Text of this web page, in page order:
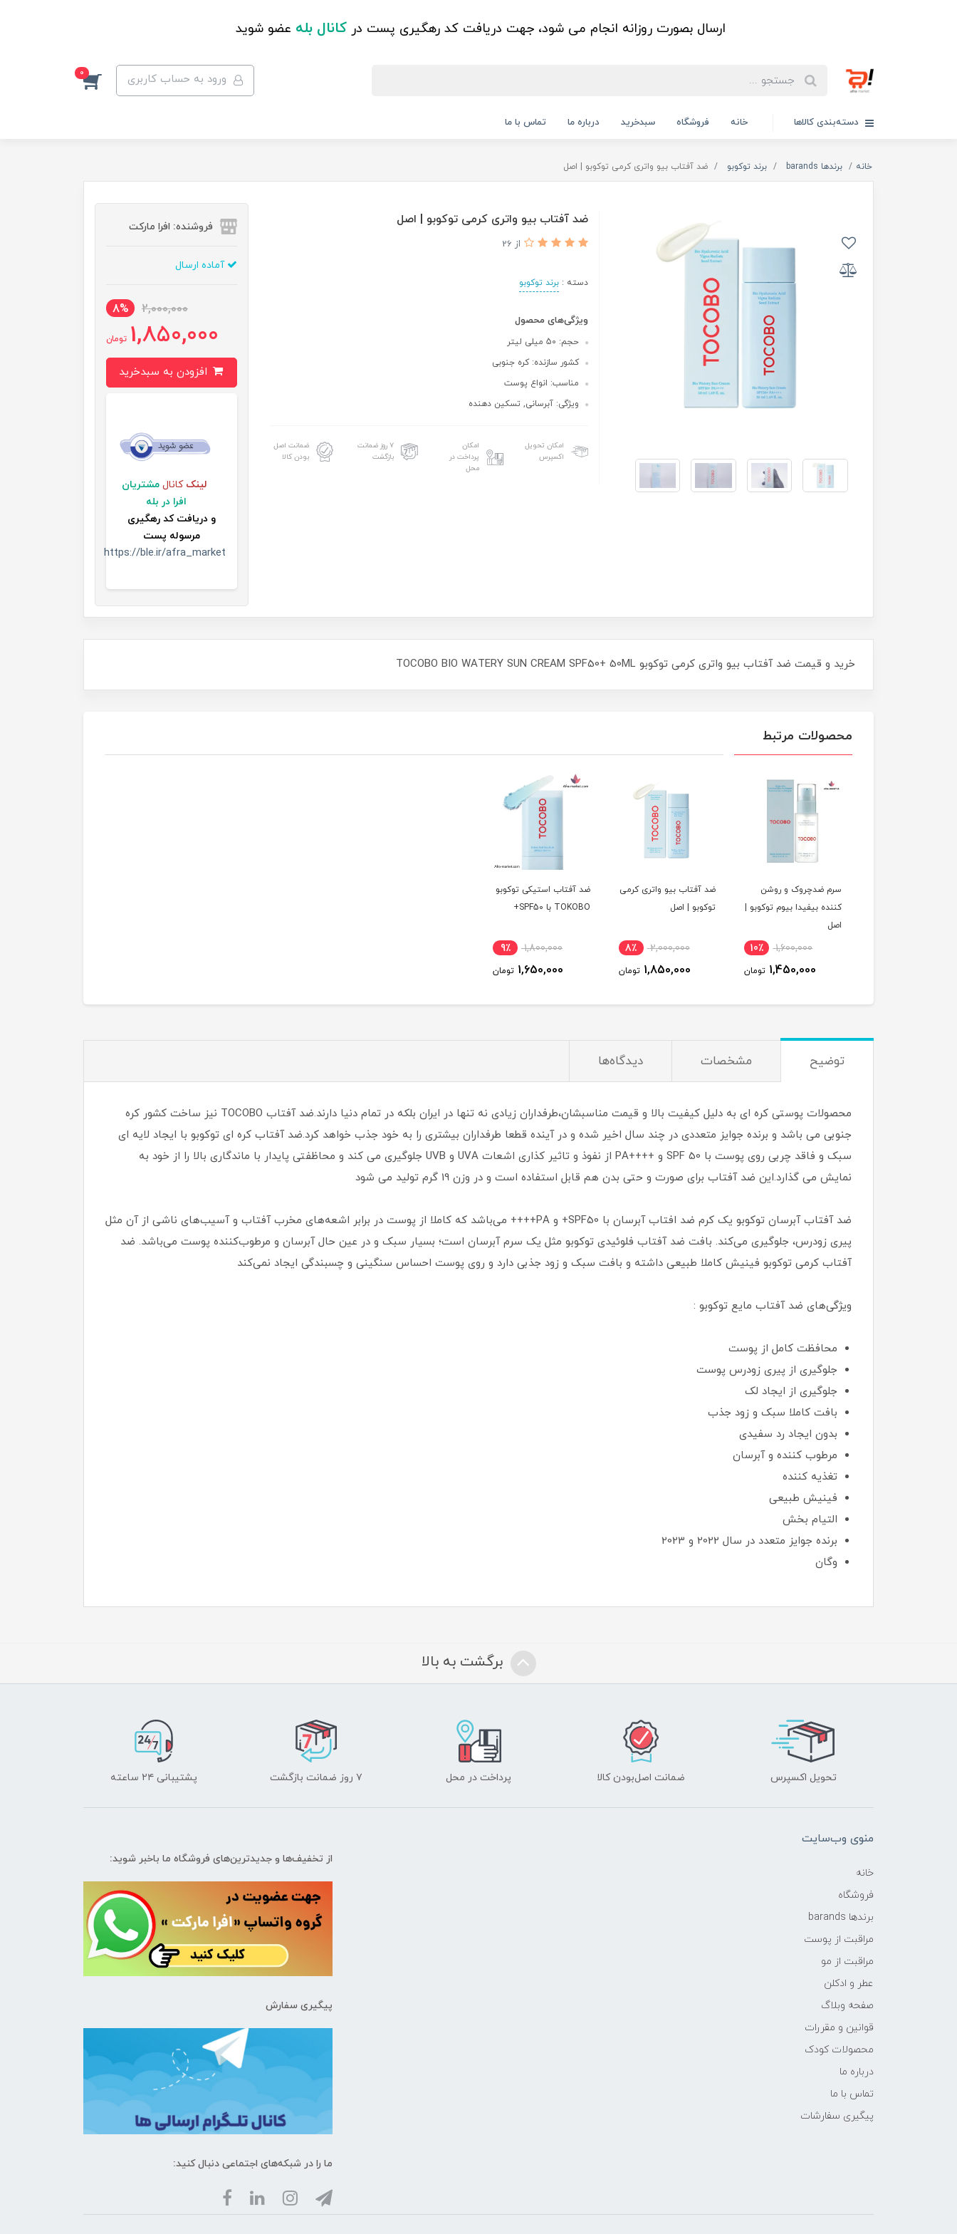
ارسال بصورت روزانه انجام می شود، جهت دریافت کد رهگیری پست در کانال بله عضو شوید
ورود به حساب کاربری 0
دسته‌بندی کالاها خانه فروشگاه سبدخرید درباره ما تماس با ما
خانه برندها barands برند توکوبو ضد آفتاب بیو واتری کرمی توکوبو | اصل
ضد آفتاب بیو واتری کرمی توکوبو | اصل
از 26
دسته :برند توکوبو
ویژگی‌های محصول
حجم: 50 میلی لیتر
کشور سازنده: کره جنوبی
مناسب: انواع پوست
ویژگی: آبرسانی, تسکین دهنده
امکان تحویل
اکسپرس
امکان
پرداخت در
محل
۷ روز ضمانت
بازگشت
ضمانت اصل
بودن کالا
فروشنده: افرا مارکت
آماده ارسال
2,000,000
8%
1,850,000 تومان
لینک کانال مشتریان
افرا در بله
و دریافت کد رهگیری
مرسوله پست
https://ble.ir/afra_market
خرید و قیمت ضد آفتاب بیو واتری کرمی توکوبو TOCOBO BIO WATERY SUN CREAM SPF50+ 50ML
محصولات مرتبط
سرم ضدچروک و روشن
کننده بیفیدا بیوم توکوبو |
اصل
1,600,000 10٪
1,450,000 تومان
ضد آفتاب بیو واتری کرمی
توکوبو | اصل
2,000,000 8٪
1,850,000 تومان
ضد آفتاب استیکی توکوبو
TOKOBO با SPF50+
1,800,000 9٪
1,650,000 تومان
توضیح مشخصات دیدگاه‌ها
محصولات پوستی کره ای به دلیل کیفیت بالا و قیمت مناسبشان،طرفداران زیادی نه تنها در ایران بلکه در تمام دنیا دارند.ضد آفتاب TOCOBO نیز ساخت کشور کره
جنوبی می باشد و برنده جوایز متعددی در چند سال اخیر شده و در آینده قطعا طرفداران بیشتری را به خود جذب خواهد کرد.ضد آفتاب کره ای توکوبو با ایجاد لایه ای
سبک و فاقد چربی روی پوست با SPF 50 و ++++PA از نفوذ و تاثیر کذاری اشعات UVA و UVB جلوگیری می کند و محاظفتی پایدار با ماندگاری بالا را از خود به
نمایش می گذارد.این ضد آفتاب برای صورت و حتی بدن هم قابل استفاده است و در وزن 19 گرم تولید می شود
ضد آفتاب آبرسان توکوبو یک کرم ضد افتاب آبرسان با SPF50+ و PA++++ می‌باشد که کاملا از پوست در برابر اشعه‌‌های مخرب آفتاب و آسیب‌‌های ناشی از آن مثل
پیری زودرس، جلوگیری می‌کند. بافت ضد آفتاب فلوئیدی توکوبو مثل یک سرم آبرسان است؛ بسیار سبک و در عین حال آبرسان و مرطوب‌کننده پوست می‌باشد. ضد
آفتاب کرمی توکوبو فینیش کاملا طبیعی داشته و بافت سبک و زود جذبی دارد و روی پوست احساس سنگینی و چسبندگی ایجاد نمی‌کند
ویژگی‌های ضد آفتاب مایع توکوبو :
محافظت کامل از پوست
جلوگیری از پیری زودرس پوست
جلوگیری از ایجاد لک
بافت کاملا سبک و زود جذب
بدون ایجاد رد سفیدی
مرطوب کننده و آبرسان
تغذیه کننده
فینیش طبیعی
التیام بخش
برنده جوایز متعدد در سال 2022 و 2023
وگان
برگشت به بالا
تحویل اکسپرس ضمانت اصل‌بودن کالا پرداخت در محل ۷ روز ضمانت بازگشت پشتیبانی ۲۴ ساعته
منوی وب‌سایت
خانه
فروشگاه
برندها barands
مراقبت از پوست
مراقبت از مو
عطر و ادکلن
صفحه وبلاگ
قوانین و مقررات
محصولات کودک
درباره ما
تماس با ما
پیگیری سفارشات
از تخفیف‌ها و جدیدترین‌های فروشگاه ما باخبر شوید:
پیگیری سفارش
ما را در شبکه‌های اجتماعی دنبال کنید: